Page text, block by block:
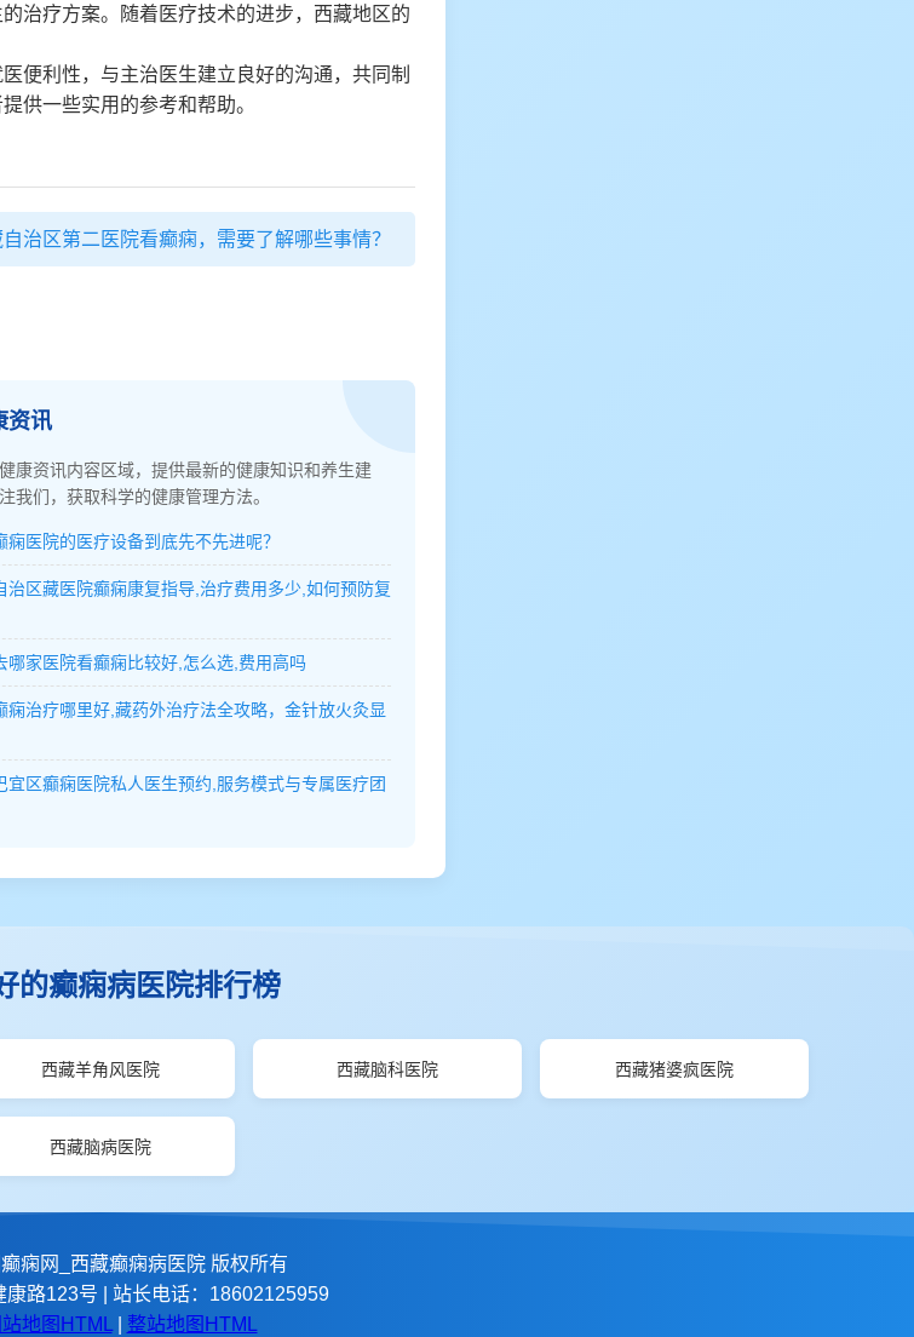
治疗方案。随着医疗技术的进步，西藏地区的
便利性，与主治医生建立良好的沟通，共同制
供一些实用的参考和帮助。
治区第二医院看癫痫，需要了解哪些事情？
资讯
康资讯内容区域，提供最新的健康知识和养生建
我们，获取科学的健康管理方法。
痫医院的医疗设备到底先不先进呢？
治区藏医院癫痫康复指导,治疗费用多少,如何预防复
哪家医院看癫痫比较好,怎么选,费用高吗
痫治疗哪里好,藏药外治疗法全攻略，金针放火灸显
宜区癫痫医院私人医生预约,服务模式与专属医疗团
的癫痫病医院排行榜
西藏羊角风医院 西藏脑科医院 西藏猪婆疯医院
西藏脑病医院
痫网_西藏癫痫病医院 版权所有
康路123号 | 站长电话：18602125959
地图HTML
整站地图HTML